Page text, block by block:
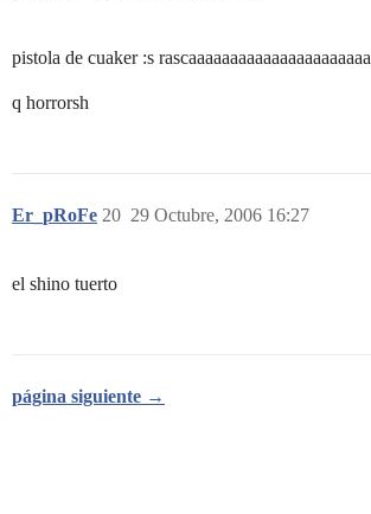
pistola de cuaker :s rascaaaaaaaaaaaaaaaaaaaaaa
q horrorsh
Er_pRoFe 29 Octubre, 2006 16:27
20
el shino tuerto
página siguiente →